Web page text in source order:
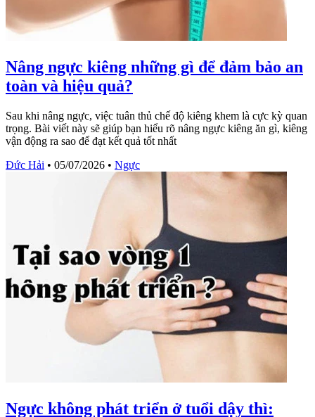
Nâng ngực kiêng những gì để đảm bảo an
toàn và hiệu quả?
Sau khi nâng ngực, việc tuân thủ chế độ kiêng khem là cực kỳ quan
trọng. Bài viết này sẽ giúp bạn hiểu rõ nâng ngực kiêng ăn gì, kiêng
vận động ra sao để đạt kết quả tốt nhất
Đức Hải • 05/07/2026 • Ngực
Ngực không phát triển ở tuổi dậy thì: